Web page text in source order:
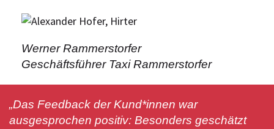
Werner Rammerstorfer
Geschäftsführer Taxi Rammerstorfer
„Das Feedback der Kund*innen war
ausgesprochen positiv: Besonders geschätzt